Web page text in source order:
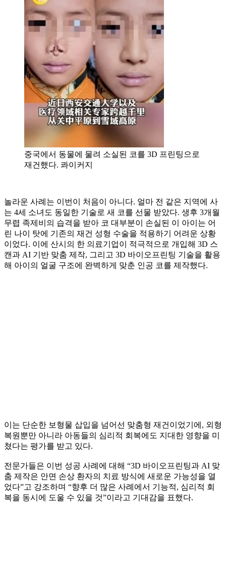
중국에서 동물에 물려 소실된 코를 3D 프린팅으로
재건했다. 콰이커지
놀라운 사례는 이번이 처음이 아니다. 얼마 전 같은 지역에 사
는 4세 소녀도 동일한 기술로 새 코를 선물 받았다. 생후 3개월
무렵 족제비의 습격을 받아 코 대부분이 손실된 이 아이는 어
린 나이 탓에 기존의 재건 성형 수술을 적용하기 어려운 상황
이었다. 이에 산시의 한 의료기업이 적극적으로 개입해 3D 스
캔과 AI 기반 맞춤 제작, 그리고 3D 바이오프린팅 기술을 활용
해 아이의 얼굴 구조에 완벽하게 맞춘 인공 코를 제작했다.
이는 단순한 보형물 삽입을 넘어선 맞춤형 재건이었기에, 외형
복원뿐만 아니라 아동들의 심리적 회복에도 지대한 영향을 미
쳤다는 평가를 받고 있다.
전문가들은 이번 성공 사례에 대해 “3D 바이오프린팅과 AI 맞
춤 제작은 안면 손상 환자의 치료 방식에 새로운 가능성을 열
었다”고 강조하며 “향후 더 많은 사례에서 기능적, 심리적 회
복을 동시에 도울 수 있을 것”이라고 기대감을 표했다.